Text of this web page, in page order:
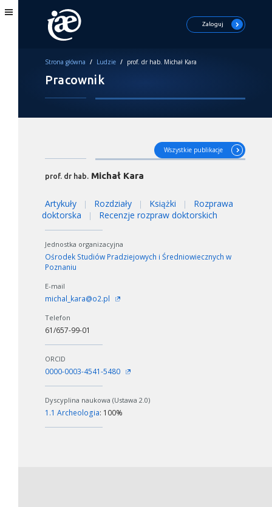
Zaloguj
Strona główna / Ludzie / prof. dr hab. Michał Kara
Pracownik
Wszystkie publikacje
prof. dr hab. Michał Kara
Artykuły | Rozdziały | Książki |
Rozprawa
doktorska
| Recenzje rozpraw doktorskich
Jednostka organizacyjna
Ośrodek Studiów Pradziejowych i Średniowiecznych w
Poznaniu
E-mail
michal_kara@o2.pl
Telefon
61/657-99-01
ORCID
0000-0003-4541-5480
Dyscyplina naukowa (Ustawa 2.0)
1.1 Archeologia: 100%